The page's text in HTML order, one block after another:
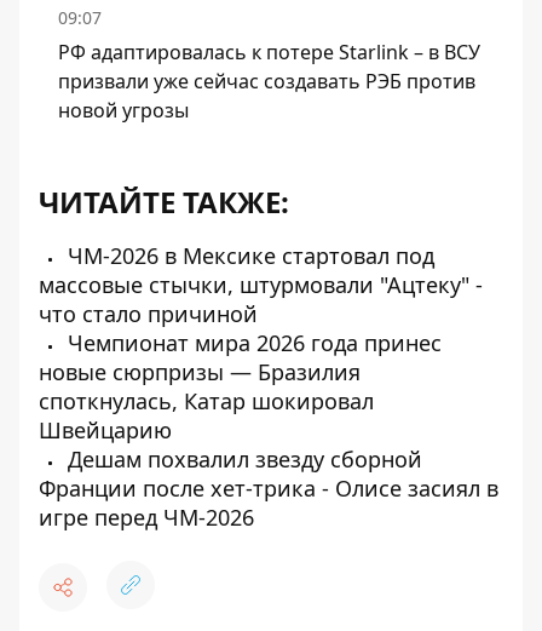
09:07
РФ адаптировалась к потере Starlink – в ВСУ
призвали уже сейчас создавать РЭБ против
новой угрозы
ЧИТАЙТЕ ТАКЖЕ:
ЧМ-2026 в Мексике стартовал под
массовые стычки, штурмовали "Ацтеку" -
что стало причиной
Чемпионат мира 2026 года принес
новые сюрпризы — Бразилия
споткнулась, Катар шокировал
Швейцарию
Дешам похвалил звезду сборной
Франции после хет-трика - Олисе засиял в
игре перед ЧМ-2026